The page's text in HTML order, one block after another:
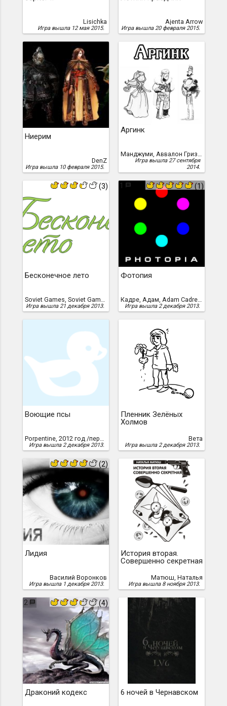
Lisichka
Игра вышла 12 мая 2015.
Ajenta Arrow
Игра вышла 20 февраля 2015.
Ниерим
DenZ
Игра вышла 10 февраля 2015.
Аргинк
Манджуми, Аввалон Гризодубов (Uux)
Игра вышла 27 сентября
2014.
(3)
Бесконечное лето
Soviet Games, Soviet Games
Игра вышла 21 декабря 2013.
1 (1)
Фотопия
Кадре, Адам, Adam Cadre, 1998 год /перевод Вячеслава Добранова, 2013 г./
Игра вышла 2 декабря 2013.
Воющие псы
Porpentine, 2012 год /перевод Вячеслав Добранов, 2013 г./ скачать
Игра вышла 2 декабря 2013.
Пленник Зелёных
Холмов
Вета
Игра вышла 2 декабря 2013.
(2)
Лидия
Василий Воронков
Игра вышла 1 декабря 2013.
История вторая.
Совершенно секретная
Матюш, Наталья
Игра вышла 8 ноября 2013.
2 (4)
Драконий кодекс 6 ночей в Чернавском